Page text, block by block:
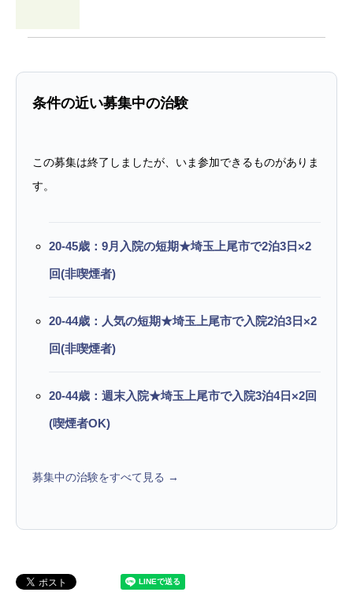
条件の近い募集中の治験
この募集は終了しましたが、いま参加できるものがありま
す。
20-45歳：9月入院の短期★埼玉上尾市で2泊3日×2
回(非喫煙者)
20-44歳：人気の短期★埼玉上尾市で入院2泊3日×2
回(非喫煙者)
20-44歳：週末入院★埼玉上尾市で入院3泊4日×2回
(喫煙者OK)
募集中の治験をすべて見る →